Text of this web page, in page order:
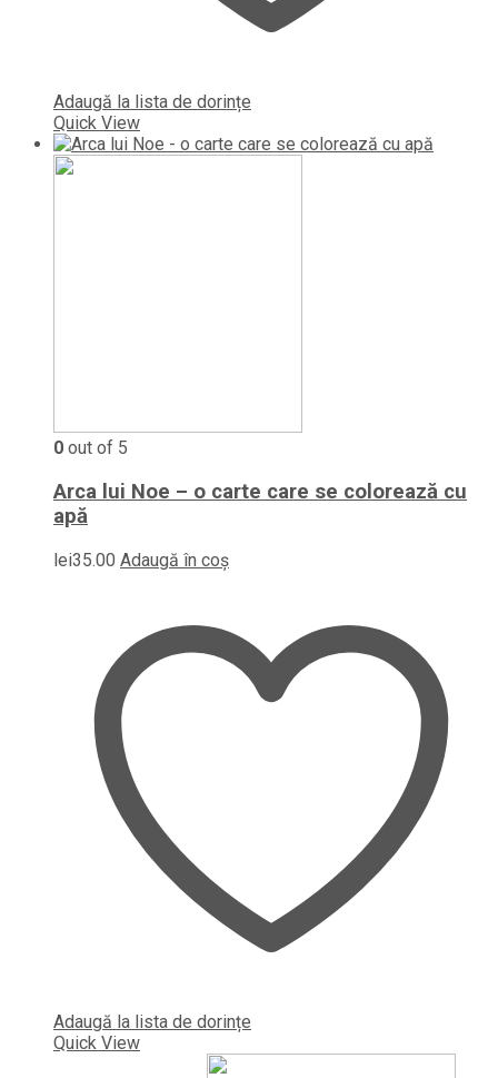
Adaugă la lista de dorințe
Quick View
0 out of 5
Arca lui Noe – o carte care se colorează cu
apă
lei35.00 Adaugă în coș
Adaugă la lista de dorințe
Quick View